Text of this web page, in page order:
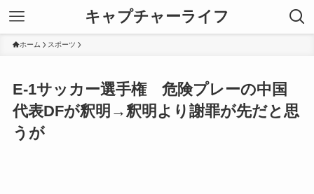
キャプチャーライフ
ホーム スポーツ
E-1サッカー選手権 危険プレーの中国
代表DFが釈明→釈明より謝罪が先だと思
うが